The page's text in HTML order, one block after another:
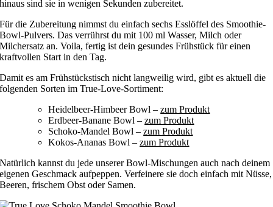
hinaus sind sie in wenigen Sekunden zubereitet.
Für die Zubereitung nimmst du einfach sechs Esslöffel des Smoothie-
Bowl-Pulvers. Das verrührst du mit 100 ml Wasser, Milch oder
Milchersatz an. Voila, fertig ist dein gesundes Frühstück für einen
kraftvollen Start in den Tag.
Damit es am Frühstückstisch nicht langweilig wird, gibt es aktuell die
folgenden Sorten im True-Love-Sortiment:
Heidelbeer-Himbeer Bowl –zum Produkt
Erdbeer-Banane Bowl –zum Produkt
Schoko-Mandel Bowl –zum Produkt
Kokos-Ananas Bowl –zum Produkt
Natürlich kannst du jede unserer Bowl-Mischungen auch nach deinem
eigenen Geschmack aufpeppen. Verfeinere sie doch einfach mit Nüsse,
Beeren, frischem Obst oder Samen.